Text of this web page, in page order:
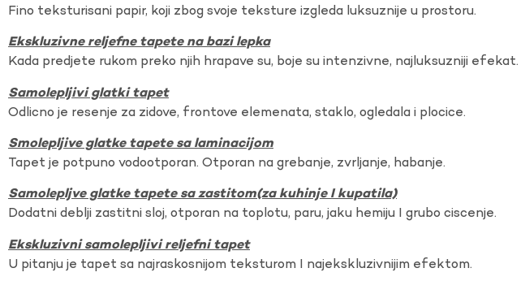
Fino teksturisani papir, koji zbog svoje teksture izgleda luksuznije u prostoru.
Ekskluzivne reljefne tapete na bazi lepka
Kada predjete rukom preko njih hrapave su, boje su intenzivne, najluksuzniji efekat.
Samolepljivi glatki tapet
Odlicno je resenje za zidove, frontove elemenata, staklo, ogledala i plocice.
Smolepljive glatke tapete sa laminacijom
Tapet je potpuno vodootporan. Otporan na grebanje, zvrljanje, habanje.
Samolepljve glatke tapete sa zastitom(za kuhinje I kupatila)
Dodatni deblji zastitni sloj, otporan na toplotu, paru, jaku hemiju I grubo ciscenje.
Ekskluzivni samolepljivi reljefni tapet
U pitanju je tapet sa najraskosnijom teksturom I najekskluzivnijim efektom.